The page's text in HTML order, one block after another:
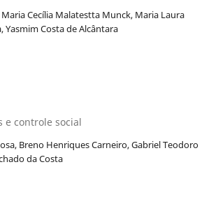
Maria Cecília Malatestta Munck, Maria Laura
Yasmim Costa de Alcântara
e controle social
Breno Henriques Carneiro, Gabriel Teodoro
da Costa